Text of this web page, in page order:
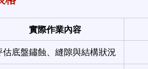
實際作業內容
估底盤鏽蝕、縫隙與結構狀況